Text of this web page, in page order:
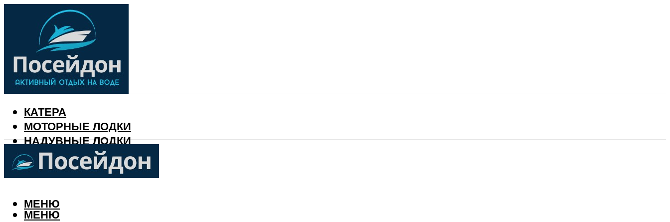
КАТЕРА
МОТОРНЫЕ ЛОДКИ
НАДУВНЫЕ ЛОДКИ
РЫБАЛКА
КАЛЕНДАРЬ РЫБАКА
МЕНЮ
МЕНЮ